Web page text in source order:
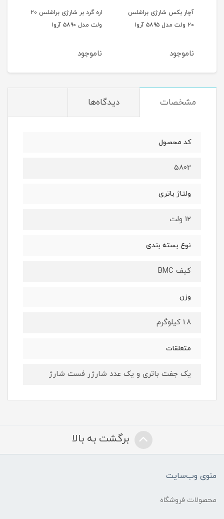
آچار بکس شارژی براشلس
۲۰ ولت مدل ۵۸۹۵ آروا
ناموجود
اره گرد بر شارژی براشلس ۲۰
ولت مدل ۵۸۹۰ آروا
ناموجود
مشخصات دیدگاه‌ها
کد محصول
5802
ولتاژ باتری
12 ولت
نوع بسته بندی
کیف BMC
وزن
1.8 کیلوگرم
متعلقات
یک جفت باتری و یک عدد شارژر فست شارژ
برگشت به بالا
منوی وب‌سایت
محصولات فروشگاه